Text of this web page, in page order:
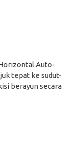
Auto-
tepat ke sudut-
berayun secara